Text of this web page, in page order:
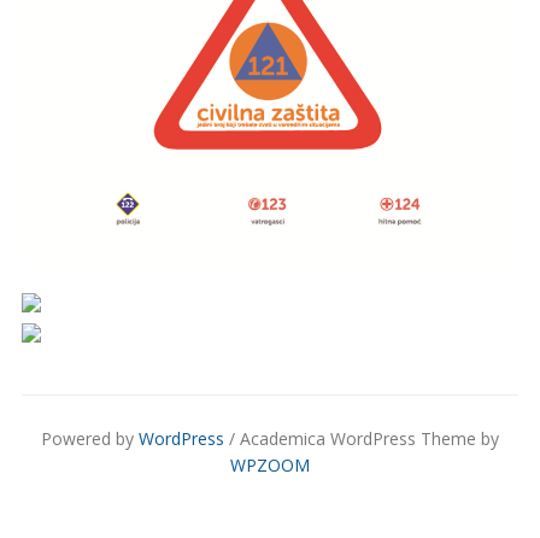
Powered by WordPress / Academica WordPress Theme by
WPZOOM